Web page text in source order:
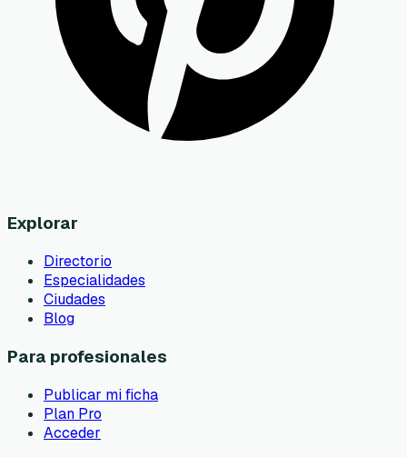
Explorar
Directorio
Especialidades
Ciudades
Blog
Para profesionales
Publicar mi ficha
Plan Pro
Acceder